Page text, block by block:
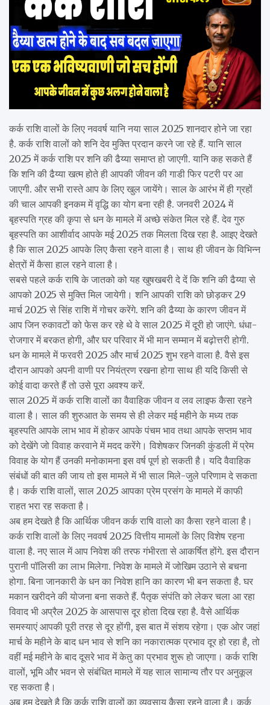
कर्क राशि वालों के लिए नववर्ष यानि नया साल 2025 शानदार होने जा रहा
है. कर्क राशि वालों को शनि देव मुक्ति प्रदान करने जा रहे हैं. यानि साल
2025 में कर्क राशि पर शनि की ढैय्या समाप्त हो जाएगी. यानि कह सकते हैं
कि शनि की ढैय्या खत्म होते ही आपकी जीवन की गाडी फिर पटरी पर आ
जाएगी. और सभी रास्ते आप के लिए खुल जायेंगे। साल के आरंभ में ही ग्रहों
की चाल आपकी इनकम में वृद्धि का योग बना रही है. जनवरी 2024 में
बृहस्पति ग्रह की कृपा से धन के मामले में अच्छे संकेत मिल रहे हैं. देव गुरु
बृहस्पति का आशीर्वाद आपके मई 2025 तक मिलता दिख रहा है. आइए देखते
है कि साल 2025 आपके लिए कैसा रहने वाला है। साथ ही जीवन के विभिन्न
क्षेत्रों में कैसा हाल रहने वाला है।
सबसे पहले कर्क राषि के जातको को यह खुषखबरी दे दें कि शनि की ढैय्या से
आपको 2025 से मुक्ति मिल जायेगी। शनि आपकी राशि को छोड़कर 29
मार्च 2025 से सिंह राशि में गोचर करेंगे. शनि की ढैय्या के कारण जीवन में
आप जिन रुकावटों को फेस कर रहे थे वे साल 2025 में दूरी हो जाएंगे. धंधा-
रोजगार में बरकत होगी, और घर परिवार में भी मान सम्मान में बढ़ोत्तरी होगी.
धन के मामले में फरवरी 2025 और मार्च 2025 शुभ रहने वाला है. वैसे इस
दौरान आपको अपनी वाणी पर नियंत्रण रखना होगा साथ ही यदि किसी से
कोई वादा करते हैं तो उसे पूरा अवश्य करें.
साल 2025 में कर्क राशि वालों का वैवाहिक जीवन व लव लाइफ कैसा रहने
वाला है। साल की शुरुआत के समय से ही लेकर मई महीने के मध्य तक
बृहस्पति आपके लाभ भाव में होकर आपके पंचम भाव तथा आपके सप्तम भाव
को देखेंगे जो विवाह करवाने में मदद करेंगे। विशेषकर जिनकी कुंडली में प्रेम
विवाह के योग हैं उनकी मनोकामना इस वर्ष पूर्ण हो सकती है। यदि वैवाहिक
संबंधों की बात की जाय तो इस मामले में भी साल मिले-जुले परिणाम दे सकता
है। कर्क राशि वालों, साल 2025 आपका प्रेम प्रसंग के मामले में काफी
राहत भरा रह सकता है।
अब हम देखते है कि आर्थिक जीवन कर्क राषि वालो का कैसा रहने वाला है।
कर्क राशि वालों के लिए नववर्ष 2025 वित्तीय मामलों के लिए विशेष रहना
वाला है. नए साल में आप निवेश की तरफ गंभीरता से आकर्षित होंगे. इस दौरान
पुरानी पॉलिसी का लाभ मिलेगा. निवेश के मामले में जोखिम उठाने से बचना
होगा. बिना जानकारी के धन का निवेश हानि का कारण भी बन सकता है. घर
मकान खरीदने की योजना बना सकते हैं. पैतृक संपंति को लेकर चला आ रहा
विवाद भी अप्रैल 2025 के आसपास दूर होता दिख रहा है. वैसे आर्थिक
समस्याएं आपकी पूरी तरह से दूर होंगी, इस बात में संशय रहेगा। एक ओर जहां
मार्च के महीने के बाद धन भाव से शनि का नकारात्मक प्रभाव दूर हो रहा है, तो
वहीं मई महीने के बाद दूसरे भाव में केतु का प्रभाव शुरू हो जाएगा। कर्क राशि
वालों, भूमि और भवन से संबंधित मामले में यह साल सामान्य तौर पर अनुकूल
रह सकता है।
अब हम देखते है कि कर्क राशि वालों का व्यवसाय कैसा रहने वाला है। कर्क